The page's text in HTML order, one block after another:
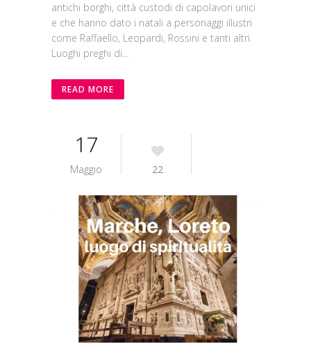
antichi borghi, città custodi di capolavori unici
e che hanno dato i natali a personaggi illustri
come Raffaello, Leopardi, Rossini e tanti altri.
Luoghi preghi di...
READ MORE
17
Maggio 22